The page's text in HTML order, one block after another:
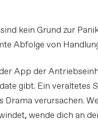
kein Grund zur
Abfolge von
App der
gibt. Ein veraltetes
Drama verursachen.
wende dich an